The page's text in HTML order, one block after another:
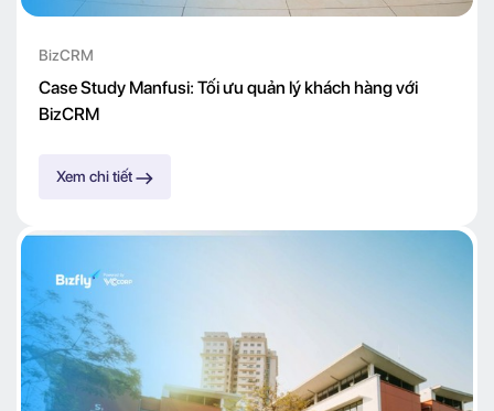
BizCRM
Case Study Manfusi: Tối ưu quản lý khách hàng với
BizCRM
Xem chi tiết